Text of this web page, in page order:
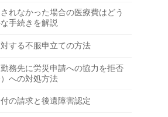
れなかった場合の医療費はどう
手続きを解説
する不服申立ての方法
務先に労災申請への協力を拒否
への対処方法
の請求と後遺障害認定